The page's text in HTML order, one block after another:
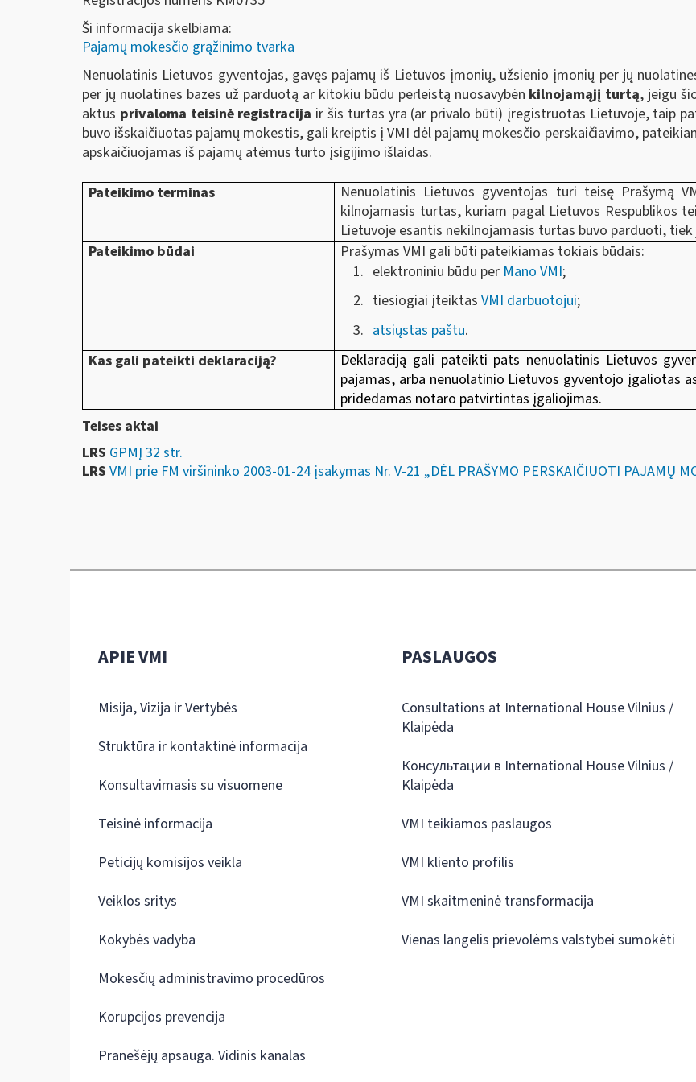
Ši informacija skelbiama:
Pajamų mokesčio grąžinimo tvarka
Nenuolatinis Lietuvos gyventojas, gavęs pajamų iš Lietuvos įmonių, užsienio įmonių per jų
per jų nuolatines bazes už parduotą ar kitokiu būdu perleistą nuosavybėn kilnojamąjį turtą, jeigu
aktus privaloma teisinė registracija ir šis turtas yra (ar privalo būti) įregistruotas Lietuvoje, taip
buvo išskaičiuotas pajamų mokestis, gali kreiptis į VMI dėl pajamų mokesčio perskaičiavimo,
apskaičiuojamas iš pajamų atėmus turto įsigijimo išlaidas.
Pateikimo terminas
Nenuolatinis Lietuvos gyventojas turi teisę Prašymą
kilnojamasis turtas, kuriam pagal Lietuvos Respublikos
Lietuvoje esantis nekilnojamasis turtas buvo parduoti, tiek
Pateikimo būdai
Prašymas VMI gali būti pateikiamas tokiais būdais:
elektroniniu būdu per Mano VMI;
tiesiogiai įteiktasVMI darbuotojui;
atsiųstas paštu.
Kas gali pateikti deklaraciją?
Deklaraciją gali pateikti pats nenuolatinis Lietuvos
pajamas, arba nenuolatinio Lietuvos gyventojo įgaliotas
pridedamas notaro patvirtintas įgaliojimas.
Teises aktai
LRS GPMĮ 32 str.
LRS VMI prie FM viršininko 2003-01-24 įsakymas Nr. V-21 „DĖL PRAŠYMO PERSKAIČIUOTI PAJAMŲ
APIE VMI
Misija, Vizija ir Vertybės
Struktūra ir kontaktinė informacija
Konsultavimasis su visuomene
Teisinė informacija
Peticijų komisijos veikla
Veiklos sritys
Kokybės vadyba
Mokesčių administravimo procedūros
Korupcijos prevencija
Pranešėjų apsauga. Vidinis kanalas
PASLAUGOS
Consultations at International House Vilnius /
Klaipėda
Консультации в International House Vilnius /
Klaipėda
VMI teikiamos paslaugos
VMI kliento profilis
VMI skaitmeninė transformacija
Vienas langelis prievolėms valstybei sumokėti